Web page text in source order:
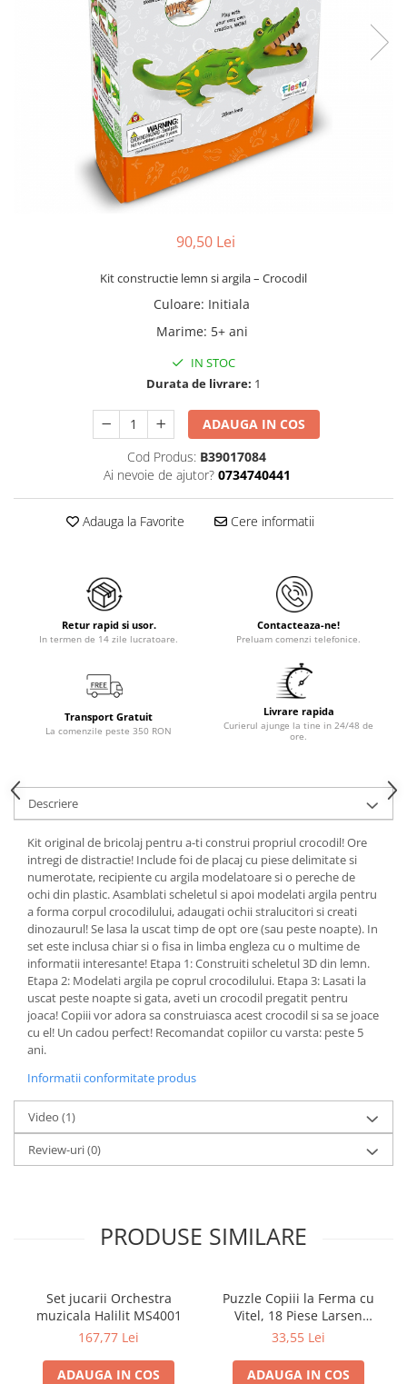
90,50 Lei
Kit constructie lemn si argila – Crocodil
Culoare: Initiala
Marime: 5+ ani
IN STOC
Durata de livrare: 1
ADAUGA IN COS
Cod Produs: B39017084
Ai nevoie de ajutor? 0734740441
Adauga la Favorite Cere informatii
Retur rapid si usor.
In termen de 14 zile lucratoare.
Contacteaza-ne!
Preluam comenzi telefonice.
Transport Gratuit
La comenzile peste 350 RON
Livrare rapida
Curierul ajunge la tine in 24/48 de
ore.
Descriere
Kit original de bricolaj pentru a-ti construi propriul crocodil! Ore
intregi de distractie! Include foi de placaj cu piese delimitate si
numerotate, recipiente cu argila modelatoare si o pereche de
ochi din plastic. Asamblati scheletul si apoi modelati argila pentru
a forma corpul crocodilului, adaugati ochii stralucitori si creati
dinozaurul! Se lasa la uscat timp de opt ore (sau peste noapte). In
set este inclusa chiar si o fisa in limba engleza cu o multime de
informatii interesante! Etapa 1: Construiti scheletul 3D din lemn.
Etapa 2: Modelati argila pe coprul crocodilului. Etapa 3: Lasati la
uscat peste noapte si gata, aveti un crocodil pregatit pentru
joaca! Copiii vor adora sa construiasca acest crocodil si sa se joace
cu el! Un cadou perfect! Recomandat copiilor cu varsta: peste 5
ani.
Informatii conformitate produs
Video (1)
Review-uri(0)
PRODUSE SIMILARE
Set jucarii Orchestra
muzicala Halilit MS4001
167,77 Lei
ADAUGA IN COS
Puzzle Copiii la Ferma cu
Vitel, 18 Piese Larsen
LRBM6
33,55 Lei
ADAUGA IN COS